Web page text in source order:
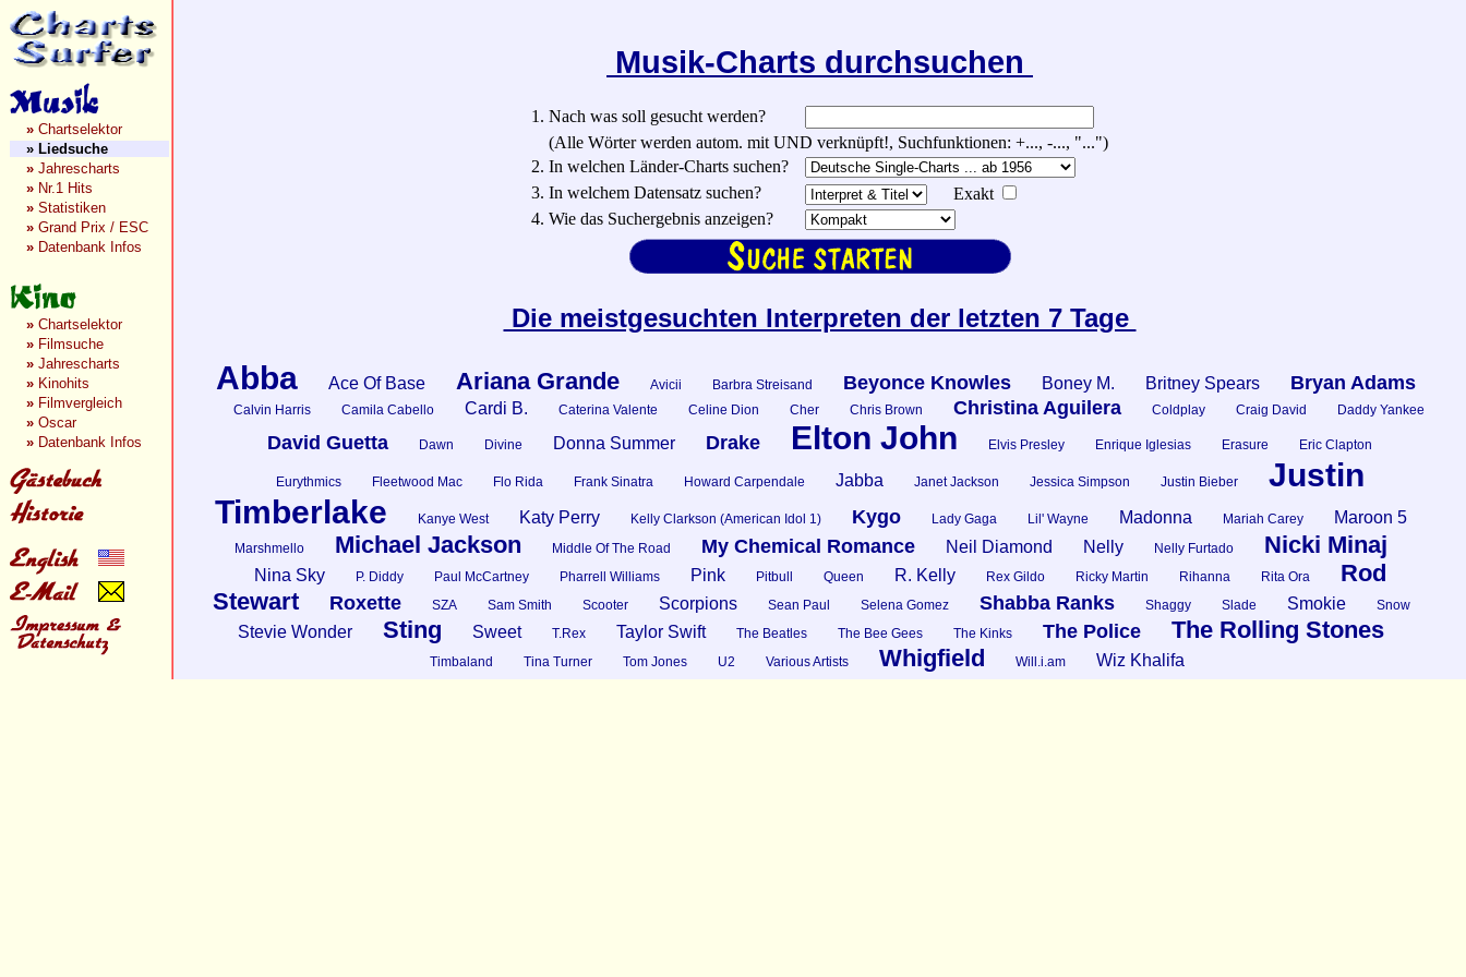
» Chartselektor
» Liedsuche
» Jahrescharts
» Nr.1 Hits
» Statistiken
» Grand Prix / ESC
» Datenbank Infos
» Chartselektor
» Filmsuche
» Jahrescharts
» Kinohits
» Filmvergleich
» Oscar
» Datenbank Infos
Musik-Charts durchsuchen
1. Nach was soll gesucht werden?
(Alle Wörter werden autom. mit UND verknüpft!, Suchfunktionen: +..., -..., "...")
2. In welchen Länder-Charts suchen?
3. In welchem Datensatz suchen?
Exakt
4. Wie das Suchergebnis anzeigen?
Die meistgesuchten Interpreten der letzten 7 Tage
Abba Ace Of Base Ariana Grande Avicii Barbra Streisand Beyonce Knowles Boney M. Britney Spears Bryan Adams
Calvin Harris Camila Cabello Cardi B. Caterina Valente Celine Dion Cher Chris Brown Christina Aguilera Coldplay Craig David Daddy Yankee
David Guetta Dawn Divine Donna Summer Drake Elton John Elvis Presley Enrique Iglesias Erasure Eric Clapton
Eurythmics Fleetwood Mac Flo Rida Frank Sinatra Howard Carpendale Jabba Janet Jackson Jessica Simpson Justin Bieber
Justin
Timberlake
Kanye West Katy Perry Kelly Clarkson (American Idol 1) Kygo Lady Gaga Lil' Wayne Madonna Mariah Carey Maroon 5
Marshmello Michael Jackson Middle Of The Road My Chemical Romance Neil Diamond Nelly Nelly Furtado Nicki Minaj
Nina Sky P. Diddy Paul McCartney Pharrell Williams Pink Pitbull Queen R. Kelly Rex Gildo Ricky Martin Rihanna Rita Ora
Rod
Stewart
Roxette SZA Sam Smith Scooter Scorpions Sean Paul Selena Gomez Shabba Ranks Shaggy Slade Smokie Snow
Stevie Wonder Sting Sweet T.Rex Taylor Swift The Beatles The Bee Gees The Kinks The Police The Rolling Stones
Timbaland Tina Turner Tom Jones U2 Various Artists Whigfield Will.i.am Wiz Khalifa